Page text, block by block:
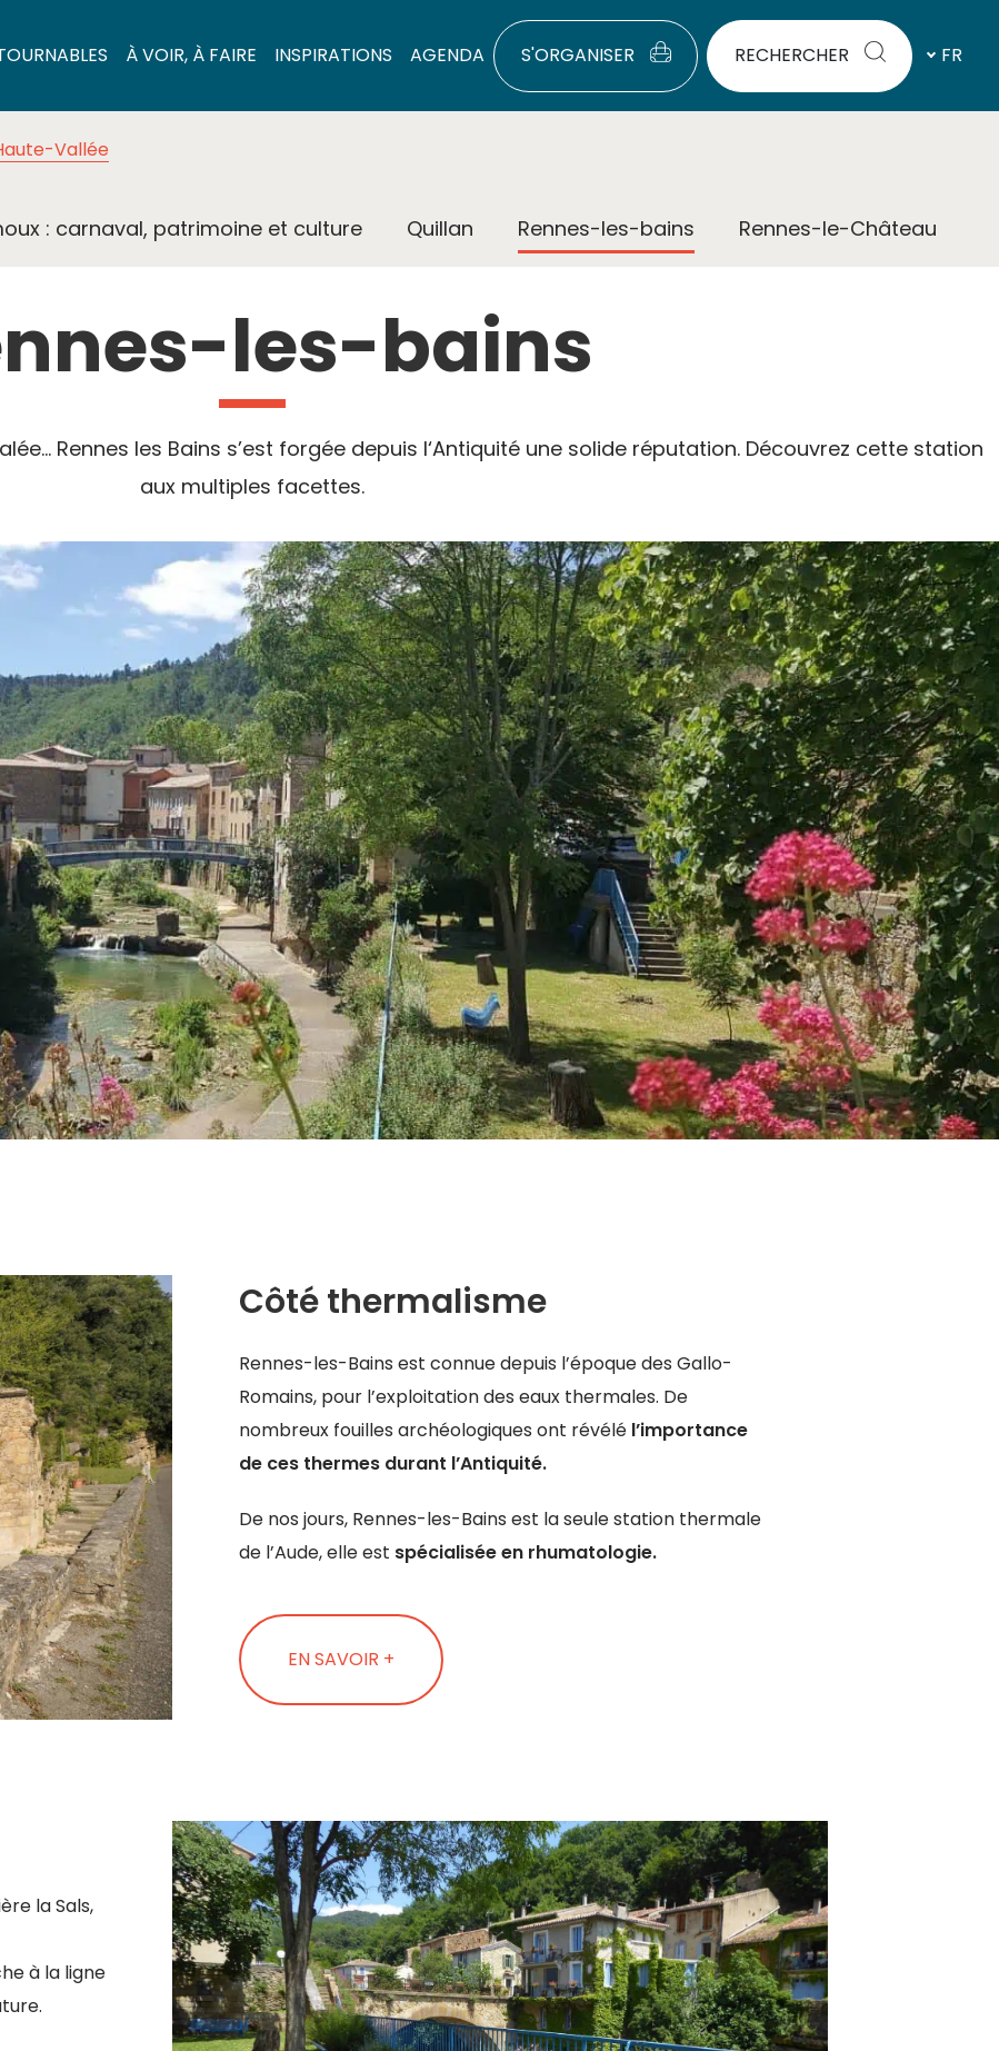
À VOIR, À FAIRE INSPIRATIONS AGENDA S'ORGANISER RECHERCHER FR
Vallée
: carnaval, patrimoine et culture Quillan Rennes-les-bains Rennes-le-Château
les-bains
Rennes les Bains s’est forgée depuis l‘Antiquité une solide réputation. Découvrez cette station
aux multiples facettes.
Côté thermalisme
Rennes-les-Bains est connue depuis l’époque des Gallo-
Romains, pour l’exploitation des eaux thermales. De
nombreux fouilles archéologiques ont révélé l’importance
de ces thermes durant l’Antiquité.
De nos jours, Rennes-les-Bains est la seule station thermale
de l’Aude, elle est spécialisée en rhumatologie.
EN SAVOIR +
la Sals,
à la ligne